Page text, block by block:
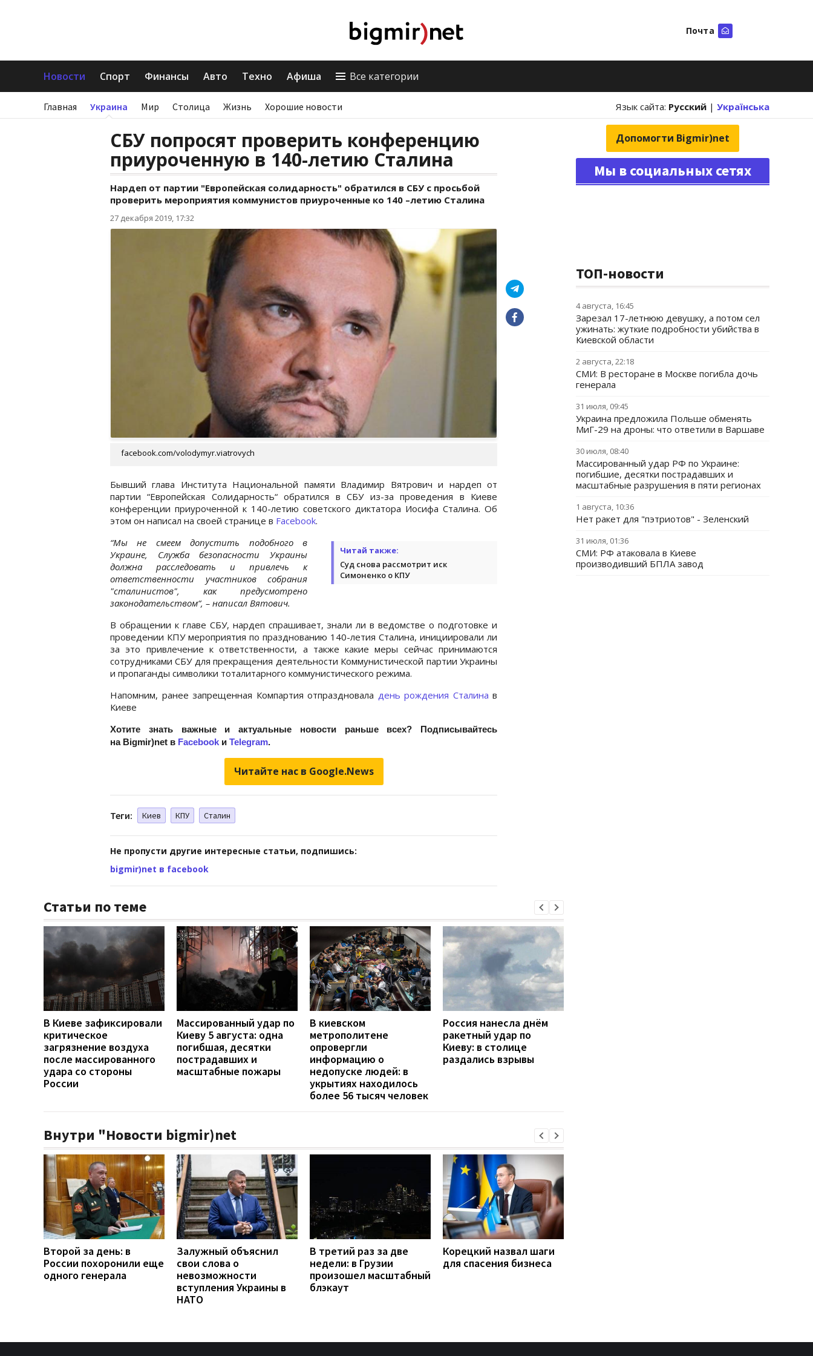
Почта
Новости Спорт Финансы Авто Техно Афиша Все категории
Главная Украина Мир Столица Жизнь Хорошие новости Язык сайта: Русский | Українська
СБУ попросят проверить конференцию
приуроченную в 140-летию Сталина
Нардеп от партии "Европейская солидарность" обратился в СБУ с просьбой
проверить мероприятия коммунистов приуроченные ко 140 –летию Сталина
27 декабря 2019, 17:32
facebook.com/volodymyr.viatrovych
Бывший глава Института Национальной памяти Владимир Вятрович и нардеп от
партии “Европейская Солидарность“ обратился в СБУ из-за проведения в Киеве
конференции приуроченной к 140-летию советского диктатора Иосифа Сталина. Об
этом он написал на своей странице в Facebook.
Читай также:
Суд снова рассмотрит иск
Симоненко о КПУ
“Мы не смеем допустить подобного в
Украине, Служба безопасности Украины
должна расследовать и привлечь к
ответственности участников собрания
"сталинистов", как предусмотрено
законодательством“, – написал Вятович.
В обращении к главе СБУ, нардеп спрашивает, знали ли в ведомстве о подготовке и
проведении КПУ мероприятия по празднованию 140-летия Сталина, инициировали ли
за это привлечение к ответственности, а также какие меры сейчас принимаются
сотрудниками СБУ для прекращения деятельности Коммунистической партии Украины
и пропаганды символики тоталитарного коммунистического режима.
Напомним, ранее запрещенная Компартия отпраздновала день рождения Сталина в
Киеве
Хотите знать важные и актуальные новости раньше всех? Подписывайтесь
на Bigmir)net в Facebook и Telegram.
Читайте нас в Google.News
Теги: Киев КПУ Сталин
Не пропусти другие интересные статьи, подпишись:
bigmir)net в facebook
Статьи по теме
В Киеве зафиксировали
критическое
загрязнение воздуха
после массированного
удара со стороны
России
Массированный удар по
Киеву 5 августа: одна
погибшая, десятки
пострадавших и
масштабные пожары
В киевском
метрополитене
опровергли
информацию о
недопуске людей: в
укрытиях находилось
более 56 тысяч человек
Россия нанесла днём
ракетный удар по
Киеву: в столице
раздались взрывы
Внутри "Новости bigmir)net
Второй за день: в
России похоронили еще
одного генерала
Залужный объяснил
свои слова о
невозможности
вступления Украины в
НАТО
В третий раз за две
недели: в Грузии
произошел масштабный
блэкаут
Корецкий назвал шаги
для спасения бизнеса
Допомогти Bigmir)net
Мы в социальных сетях
ТОП-новости
4 августа, 16:45
Зарезал 17-летнюю девушку, а потом сел
ужинать: жуткие подробности убийства в
Киевской области
2 августа, 22:18
СМИ: В ресторане в Москве погибла дочь
генерала
31 июля, 09:45
Украина предложила Польше обменять
МиГ-29 на дроны: что ответили в Варшаве
30 июля, 08:40
Массированный удар РФ по Украине:
погибшие, десятки пострадавших и
масштабные разрушения в пяти регионах
1 августа, 10:36
Нет ракет для "пэтриотов" - Зеленский
31 июля, 01:36
СМИ: РФ атаковала в Киеве
производивший БПЛА завод